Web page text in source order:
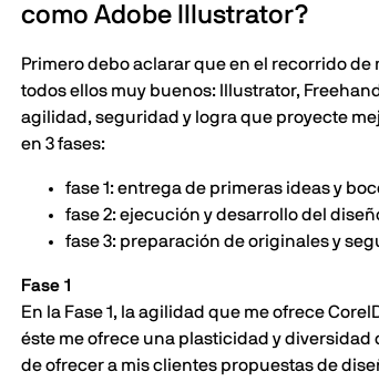
como Adobe Illustrator?
Primero debo aclarar que en el recorrido
todos ellos muy buenos: Illustrator,
agilidad, seguridad y logra que proyecte
en 3 fases:
fase 1: entrega de primeras ideas y
fase 2: ejecución y desarrollo del
fase 3: preparación de originales y
Fase 1
En la Fase 1, la agilidad que me ofrece
éste me ofrece una plasticidad y
de ofrecer a mis clientes propuestas de